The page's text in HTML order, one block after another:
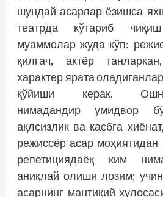
шундай асарлар ёзишса
театрда кўтариб
муаммолар жуда кўп:
қилгач, актёр
характер ярата
қўйиши керак. Ошна-
нимадандир умидвор
ақлсизлик ва касбга
режиссёр асар
репетициядаёқ ким
аниқлай олиши лозим;
асарнинг мантиқий